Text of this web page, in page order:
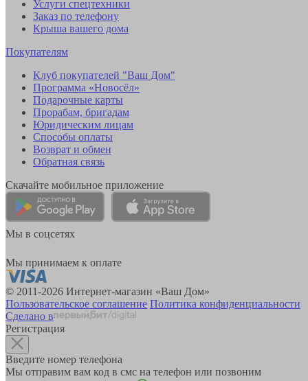
Услуги спецтехники
Заказ по телефону
Крыша вашего дома
Покупателям
Клуб покупателей "Ваш Дом"
Программа «Новосёл»
Подарочные карты
Прорабам, бригадам
Юридическим лицам
Способы оплаты
Возврат и обмен
Обратная связь
Скачайте мобильное приложение
Мы в соцсетях
Мы принимаем к оплате
© 2011-2026 Интернет-магазин «Ваш Дом»
Пользовательское соглашение Политика конфиденциальности
Сделано в
Регистрация
Введите номер телефона
Мы отправим вам код в смс на телефон или позвоним